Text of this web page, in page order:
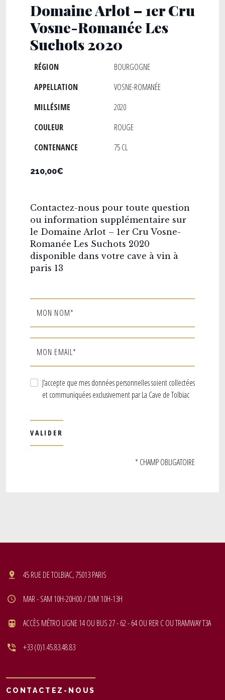
Domaine Arlot – 1er Cru
Vosne-Romanée Les
Suchots 2020
RÉGION
BOURGOGNE
APPELLATION
VOSNE-ROMANÉE
MILLÉSIME
2020
COULEUR
ROUGE
CONTENANCE
75 CL
210,00€
Contactez-nous pour toute question
ou information supplémentaire sur
le Domaine Arlot – 1er Cru Vosne-
Romanée Les Suchots 2020
disponible dans votre cave à vin à
paris 13
MON NOM*
MON EMAIL*
J’accepte que mes données personnelles soient collectées
et communiquées exclusivement par La Cave de Tolbiac
* CHAMP OBLIGATOIRE
45 RUE DE TOLBIAC, 75013 PARIS
MAR - SAM 10H-20H00 / DIM 10H-13H
ACCÈS MÉTRO LIGNE 14 OU BUS 27 - 62 - 64 OU RER C OU TRAMWAY T3A
+33 (0)1.45.83.48.83
CONTACTEZ-NOUS